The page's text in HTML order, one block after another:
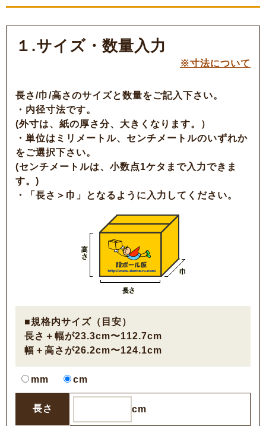
１.サイズ・数量入力
※寸法について
長さ/巾/高さのサイズと数量をご記入下さい。
・内径寸法です。
(外寸は、紙の厚さ分、大きくなります。）
・単位はミリメートル、センチメートルのいずれか
をご選択下さい。
(センチメートルは、小数点1ケタまで入力できま
す。)
・「長さ＞巾」となるように入力してください。
■規格内サイズ（目安）
長さ＋幅が23.3cm〜112.7cm
幅＋高さが26.2cm〜124.1cm
mm cm
長さ cm